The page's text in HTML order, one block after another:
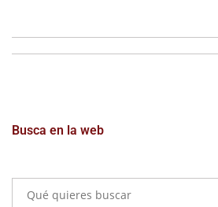
Busca en la web